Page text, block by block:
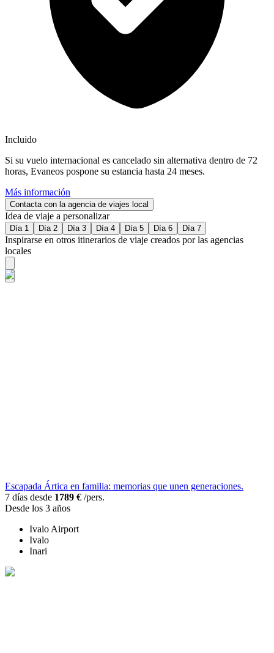
Incluido
Si su vuelo internacional es cancelado sin alternativa dentro de 72
horas, Evaneos pospone su estancia hasta 24 meses.
Más información
Contacta con la agencia de viajes local
Idea de viaje a personalizar
Día 1 Día 2 Día 3 Día 4 Día 5 Día 6 Día 7
Inspirarse en otros itinerarios de viaje creados por las agencias
locales
Escapada Ártica en familia: memorias que unen generaciones.
7 días desde 1789 € /pers.
Desde los 3 años
Ivalo Airport
Ivalo
Inari